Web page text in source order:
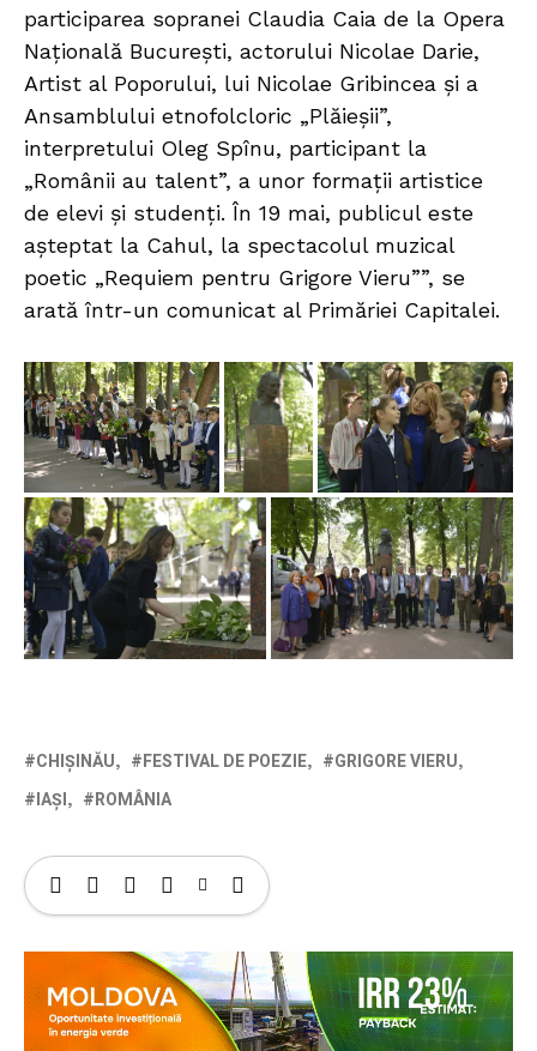
participarea sopranei Claudia Caia de la Opera
Națională București, actorului Nicolae Darie,
Artist al Poporului, lui Nicolae Gribincea și a
Ansamblului etnofolcloric „Plăieșii”,
interpretului Oleg Spînu, participant la
„Românii au talent”, a unor formații artistice
de elevi și studenți. În 19 mai, publicul este
așteptat la Cahul, la spectacolul muzical
poetic „Requiem pentru Grigore Vieru””, se
arată într-un comunicat al Primăriei Capitalei.
CHIȘINĂU FESTIVAL DE POEZIE
GRIGORE VIERU
IAȘI
ROMÂNIA